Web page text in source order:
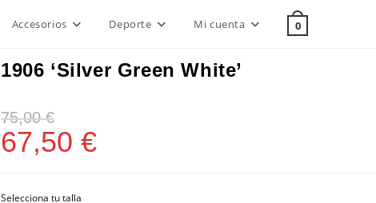
Accesorios Deporte Mi cuenta 0
1906 ‘Silver Green White’
75,00€
67,50 €